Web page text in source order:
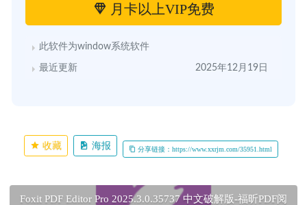
月卡以上VIP免费
此软件为window系统软件
最近更新 2025年12月19日
收藏 海报 分享链接：https://www.xxrjm.com/35951.html
Foxit PDF Editor Pro 2025.3.0.35737 中文破解版-福昕PDF阅